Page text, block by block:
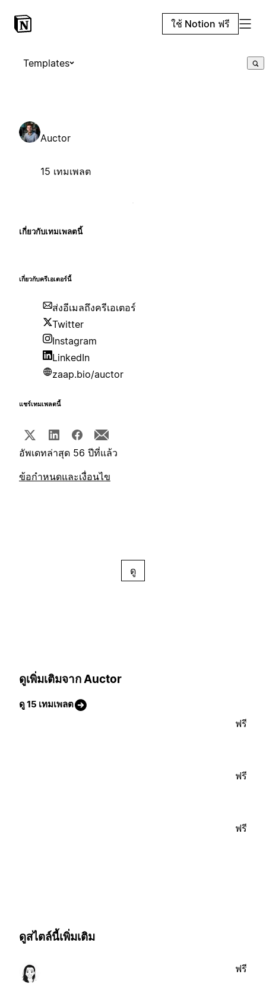
ใช้ Notion ฟรี
Templates
Auctor
15 เทมเพลต
เกี่ยวกับเทมเพลตนี้
เกี่ยวกับครีเอเตอร์นี้
ส่งอีเมลถึงครีเอเตอร์
Twitter
Instagram
LinkedIn
zaap.bio/auctor
แชร์เทมเพลตนี้
อัพเดทล่าสุด 56 ปีที่แล้ว
ข้อกำหนดและเงื่อนไข
ดู
ดูเพิ่มเติมจาก Auctor
ดู 15 เทมเพลต
ฟรี
ฟรี
ฟรี
ดูสไตล์นี้เพิ่มเติม
ฟรี